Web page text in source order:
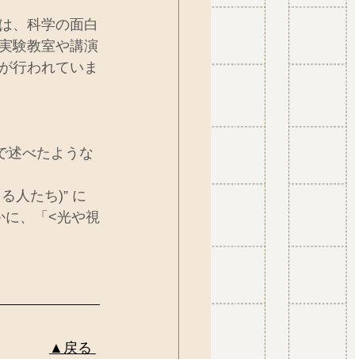
、科学の面白
験教室や講演
行われていま
述べたような
人たち)” に
に、「<光や視
▲戻る